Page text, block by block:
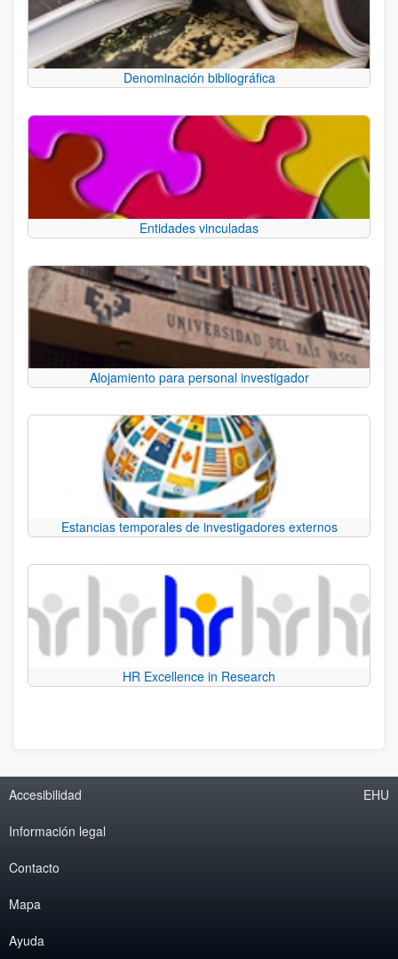
Denominación bibliográfica
Entidades vinculadas
Alojamiento para personal investigador
Estancias temporales de investigadores externos
HR Excellence in Research
Accesibilidad
Información legal
Contacto
Mapa
Ayuda
EHU